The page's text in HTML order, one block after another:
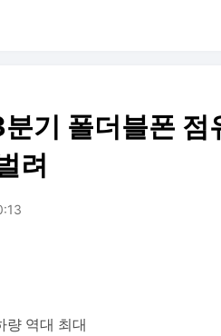
기 폴더블폰
려
량 역대 최대